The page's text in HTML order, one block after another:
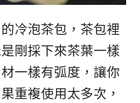
冷泡茶包，茶包裡
剛採下來茶葉一樣
一樣有弧度，讓你
重複使用太多次，